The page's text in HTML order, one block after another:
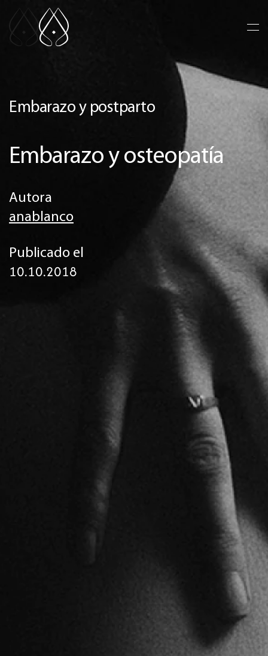
Ir al contenido principal
Embarazo y postparto
Embarazo y osteopatía
Autora
anablanco
Publicado el
10.10.2018